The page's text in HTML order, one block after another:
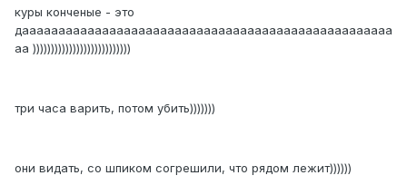
куры конченые - это
дааааааааааааааааааааааааааааааааааааааааааааааааааа
аа )))))))))))))))))))))))))))
три часа варить, потом убить)))))))
они видать, со шпиком согрешили, что рядом лежит))))))